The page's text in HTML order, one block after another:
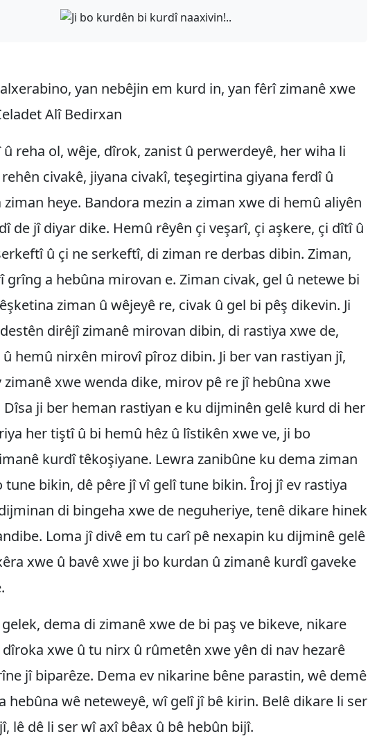
yan nebêjin em kurd in, yan fêrî zimanê xwe
Alî Bedirxan
û reha ol, wêje, dîrok, zanist û perwerdeyê, her wiha li
civakê, jiyana civakî, teşegirtina giyana ferdî û
heye. Bandora mezin a ziman xwe di hemû aliyên
de jî diyar dike. Hemû rêyên çi veşarî, çi aşkere, çi dîtî û
û çi ne serkeftî, di ziman re derbas dibin. Ziman,
grîng a hebûna mirovan e. Ziman civak, gel û netewe bi
ziman û wêjeyê re, civak û gel bi pêş dikevin. Ji
dirêjî zimanê mirovan dibin, di rastiya xwe de,
hemû nirxên mirovî pîroz dibin. Ji ber van rastiyan jî,
xwe wenda dike, mirov pê re jî hebûna xwe
ji ber heman rastiyan e ku dijminên gelê kurd di her
her tiştî û bi hemû hêz û lîstikên xwe ve, ji bo
kurdî têkoşiyane. Lewra zanibûne ku dema ziman
tune bikin, dê pêre jî vî gelî tune bikin. Îroj jî ev rastiya
di bingeha xwe de neguheriye, tenê dikare hinek
Loma jî divê em tu carî pê nexapin ku dijminê gelê
xwe û bavê xwe ji bo kurdan û zimanê kurdî gaveke
dema di zimanê xwe de bi paş ve bikeve, nikare
dîroka xwe û tu nirx û rûmetên xwe yên di nav hezarê
jî biparêze. Dema ev nikarine bêne parastin, wê demê
hebûna wê neteweyê, wî gelî jî bê kirin. Belê dikare li ser
lê dê li ser wî axî bêax û bê hebûn bijî.